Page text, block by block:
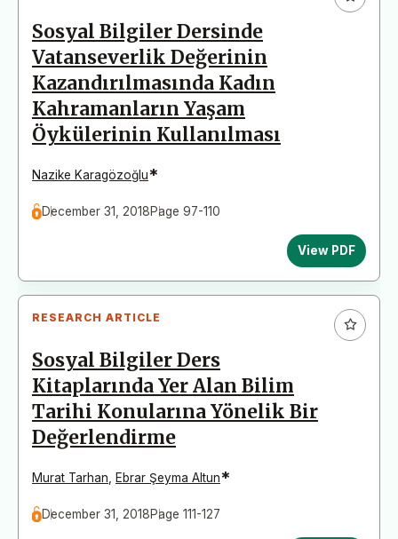
Sosyal Bilgiler Dersinde
Vatanseverlik Değerinin
Kazandırılmasında Kadın
Kahramanların Yaşam
Öykülerinin Kullanılması
Nazike Karagözoğlu*
December 31, 2018Page 97-110
View PDF
RESEARCH ARTICLE
Sosyal Bilgiler Ders
Kitaplarında Yer Alan Bilim
Tarihi Konularına Yönelik Bir
Değerlendirme
Murat Tarhan Ebrar Şeyma Altun*
December 31, 2018Page 111-127